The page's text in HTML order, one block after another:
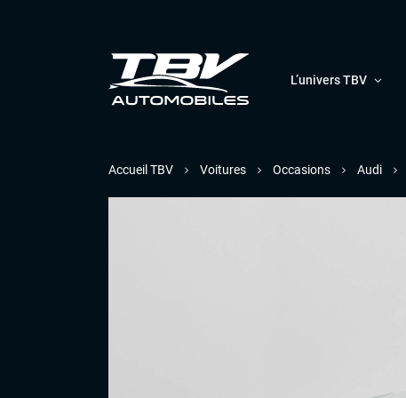
L’univers TBV
Accueil TBV Voitures Occasions Audi